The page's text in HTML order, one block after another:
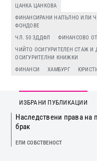
ЦАНКА ЦАНКОВА
ФИНАНСИРАНИ НАПЪЛНО ИЛИ
ФОНДОВЕ
ЧЛ. 50 ЗДДФЛ
ФИНАНСОВО
ЧИЙТО ОСИГУРИТЕЛЕН СТАЖ И
ОСИГУРИТЕЛНИ КНИЖКИ
ФИНАНСИ
ХАМБУРГ ЮРИСТИ
ИЗБРАНИ ПУБЛИКАЦИИ
Наследствени права
брак
ЕПИ СОБСТВЕНОСТ